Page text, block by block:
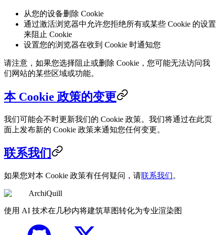
从您的设备删除 Cookie
通过激活浏览器中允许您拒绝所有或某些 Cookie 的设置
来阻止 Cookie
设置您的浏览器在收到 Cookie 时通知您
请注意，如果您选择阻止或删除 Cookie，您可能无法访问我
们网站的某些区域或功能。
本 Cookie 政策的变更
我们可能会不时更新我们的 Cookie 政策。我们将通过在此页
面上发布新的 Cookie 政策来通知您任何变更。
联系我们
如果您对本 Cookie 政策有任何疑问，请联系我们。
ArchiQuill
使用 AI 技术在几秒内将建筑草图转化为专业渲染图